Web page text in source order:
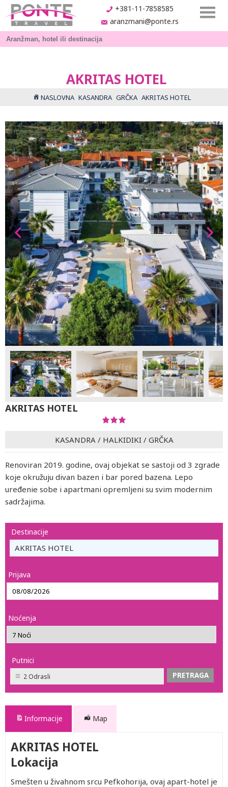
+381-11-7858585
aranzmani@ponte.rs
AKRITAS HOTEL
NASLOVNA KASANDRA GRČKA AKRITAS HOTEL
AKRITAS HOTEL
KASANDRA / HALKIDIKI/ GRČKA
Renoviran 2019. godine, ovaj objekat se sastoji od 3 zgrade
koje okružuju divan bazen i bar pored bazena. Lepo
uređenie sobe i apartmani opremljeni su svim modernim
sadržajima.
Destinacije
AKRITAS HOTEL
Prijava
Noćenja
Putnici
2 Odrasli
Informacije Map
AKRITAS HOTEL
Lokacija
Smešten u živahnom srcu Pefkohorija, ovaj apart-hotel je